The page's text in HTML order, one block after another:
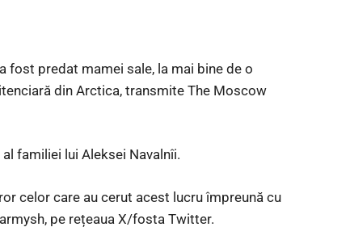
fost predat mamei sale, la mai bine de o
din Arctica, transmite The Moscow
familiei lui Aleksei Navalnîi.
celor care au cerut acest lucru împreună cu
pe rețeaua X/fosta Twitter.